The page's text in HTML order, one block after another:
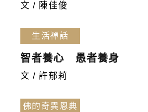
文 / 陳佳俊
生活禪話
智者養心 愚者養身
文 / 許郁莉
佛的奇異恩典